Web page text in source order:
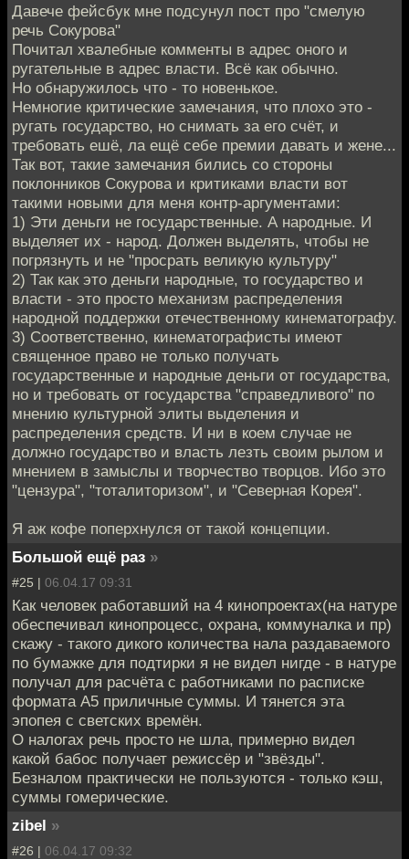
Давече фейсбук мне подсунул пост про "смелую
речь Сокурова"
Почитал хвалебные комменты в адрес оного и
ругательные в адрес власти. Всё как обычно.
Но обнаружилось что - то новенькое.
Немногие критические замечания, что плохо это -
ругать государство, но снимать за его счёт, и
требовать ешё, ла ещё себе премии давать и жене...
Так вот, такие замечания бились со стороны
поклонников Сокурова и критиками власти вот
такими новыми для меня контр-аргументами:
1) Эти деньги не государственные. А народные. И
выделяет их - народ. Должен выделять, чтобы не
погрязнуть и не "просрать великую культуру"
2) Так как это деньги народные, то государство и
власти - это просто механизм распределения
народной поддержки отечественному кинематографу.
3) Соответственно, кинематографисты имеют
священное право не только получать
государственные и народные деньги от государства,
но и требовать от государства "справедливого" по
мнению культурной элиты выделения и
распределения средств. И ни в коем случае не
должно государство и власть лезть своим рылом и
мнением в замыслы и творчество творцов. Ибо это
"цензура", "тоталиторизом", и "Северная Корея".
Я аж кофе поперхнулся от такой концепции.
Большой ещё раз »
#25 | 06.04.17 09:31
Как человек работавший на 4 кинопроектах(на натуре
обеспечивал кинопроцесс, охрана, коммуналка и пр)
скажу - такого дикого количества нала раздаваемого
по бумажке для подтирки я не видел нигде - в натуре
получал для расчёта с работниками по расписке
формата А5 приличные суммы. И тянется эта
эпопея с светских времён.
О налогах речь просто не шла, примерно видел
какой бабос получает режиссёр и "звёзды".
Безналом практически не пользуются - только кэш,
суммы гомерические.
zibel »
#26 | 06.04.17 09:32